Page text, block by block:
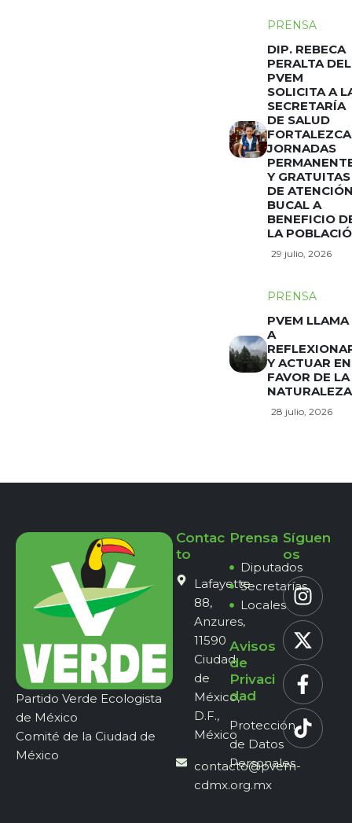
PRENSA
DIP. REBECA
PERALTA DEL
PVEM
SOLICITA A
SECRETARÍA
DE SALUD
FORTALEZCA
JORNADAS
Y GRATUITAS
DE
BUCAL A
BENEFICIO
LA
29 julio, 2026
PRENSA
PVEM LLAMA
A
Y ACTUAR EN
FAVOR DE LA
NATURALEZA
28 julio, 2026
Partido Verde Ecologista
de México
Comité de la Ciudad de
México
Contac
to
Lafayette
88,
Anzures,
11590
Ciudad
de
México,
D.F.,
México
contacto@pvem-
cdmx.org.mx
Prensa
Diputados
Secretarías
Locales
Avisos
de
Privaci
dad
Protección
de Datos
Personales
Síguen
os